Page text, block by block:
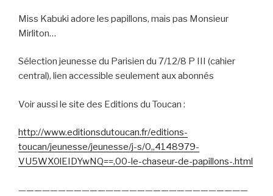
Miss Kabuki adore les papillons, mais pas Monsieur
Mirliton…
Sélection jeunesse du Parisien du 7/12/8 P III (cahier
central), lien accessible seulement aux abonnés
Voir aussi le site des Editions du Toucan :
http://www.editionsdutoucan.fr/editions-
toucan/jeunesse/jeunesse/j-s/0,,4148979-
VU5WX0lEIDYwNQ==,00-le-chaseur-de-papillons-.html
—————————————————————————————